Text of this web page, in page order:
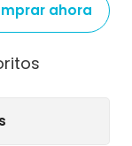
ahora